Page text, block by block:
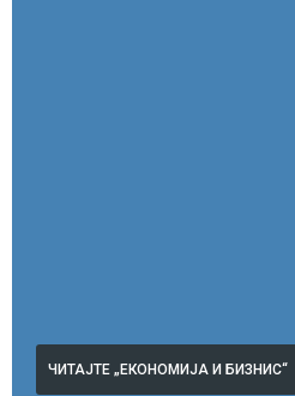
ЧИТАЈТЕ „ЕКОНОМИЈА И БИЗНИС“